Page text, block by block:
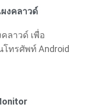
งคลาวด์
ลาวด์ เพื่อ
ทรศัพท์ Android